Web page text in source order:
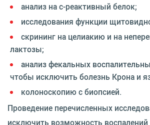
анализ на с-реактивный белок;
исследования функции
скрининг на целиакию и на
лактозы;
анализ фекальных
чтобы исключить болезнь Крона и
колоноскопию с биопсией.
Проведение перечисленных
исключить возможность воспалений